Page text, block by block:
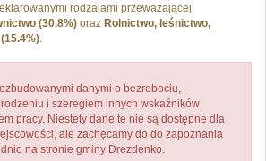
rodzajami przeważającej
(30.8%) oraz Rolnictwo, leśnictwo,
.
danymi o bezrobociu,
i szeregiem innych wskaźników
pracy. Niestety dane te nie są dostępne dla
ale zachęcamy do do zapoznania
na stronie gminy Drezdenko.